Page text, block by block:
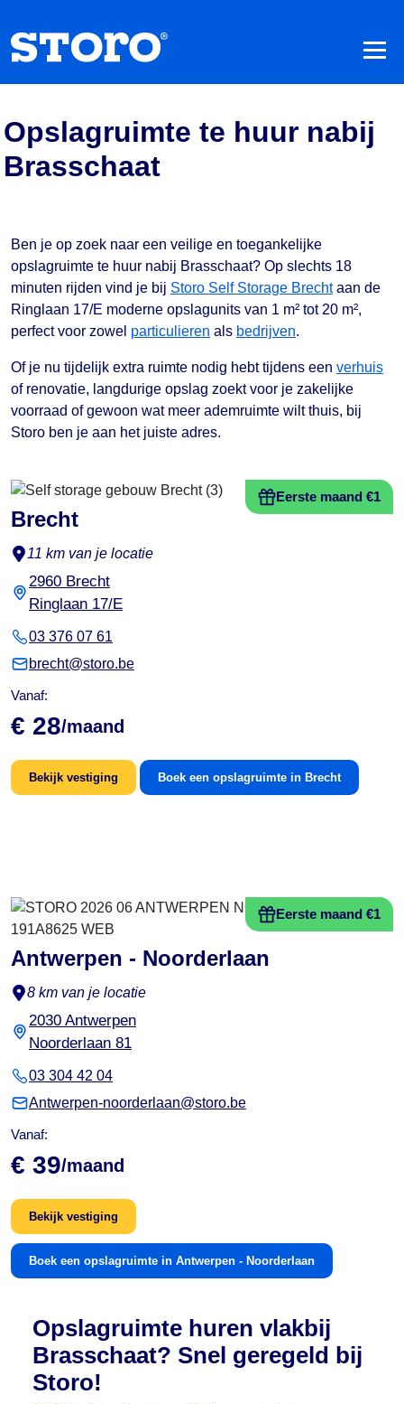
Opslagruimte te huur nabij
Brasschaat
Ben je op zoek naar een veilige en toegankelijke
opslagruimte te huur nabij Brasschaat? Op slechts 18
minuten rijden vind je bij Storo Self Storage Brechtaan de
Ringlaan 17/E moderne opslagunits van 1 m² tot 20 m²,
perfect voor zowel particulieren als bedrijven.
Of je nu tijdelijk extra ruimte nodig hebt tijdens een verhuis
of renovatie, langdurige opslag zoekt voor je zakelijke
voorraad of gewoon wat meer ademruimte wilt thuis, bij
Storo ben je aan het juiste adres.
Eerste maand €1
Brecht
11 km van je locatie
2960 Brecht
Ringlaan 17/E
03 376 07 61
brecht@storo.be
Vanaf:
€ 28/maand
Bekijk vestiging Boek een opslagruimte in Brecht
Eerste maand €1
Antwerpen - Noorderlaan
8 km van je locatie
2030 Antwerpen
Noorderlaan 81
03 304 42 04
Antwerpen-noorderlaan@storo.be
Vanaf:
€ 39/maand
Bekijk vestiging
Boek een opslagruimte in Antwerpen - Noorderlaan
Opslagruimte huren vlakbij
Brasschaat? Snel geregeld bij
Storo!